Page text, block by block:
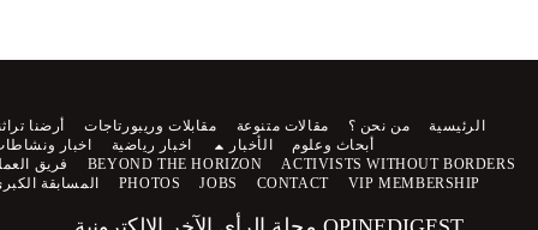
الرئيسية من نحن ؟ مقالات متنوعة مقابلات وريبورتاجات
أرضنا تراثنا
أبحاث وعلوم
الأخبار اخبار رياضية
اخبار ونشاطات
ACTIVISTS WITHOUT BORDERS
BEYOND THE HORIZON
فريق العمل
VIP MEMBERSHIP
CONTACT
JOBS
PHOTOS المسابقة الكبرى